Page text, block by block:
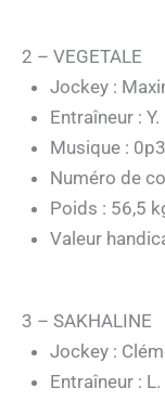
2 – VEGETALE
Jockey :
Entraîneur :
Musique :
Numéro de
Poids : 56,5
Valeur
3 – SAKHALINE
Jockey :
Entraîneur :